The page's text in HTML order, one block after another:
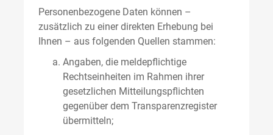
Personenbezogene Daten können –
zusätzlich zu einer direkten Erhebung bei
Ihnen – aus folgenden Quellen stammen:
Angaben, die meldepflichtige
Rechtseinheiten im Rahmen ihrer
gesetzlichen Mitteilungspflichten
gegenüber dem Transparenzregister
übermitteln;